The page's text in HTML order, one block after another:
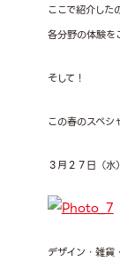
ここで紹介し
各分野の体験を
そして！
この春のスペシ
３月２７日（水
デザイン・雑貨